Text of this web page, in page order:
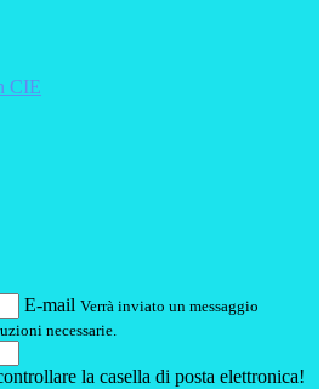
CIE
E-mail Verrà inviato un messaggio
necessarie.
la casella di posta elettronica!